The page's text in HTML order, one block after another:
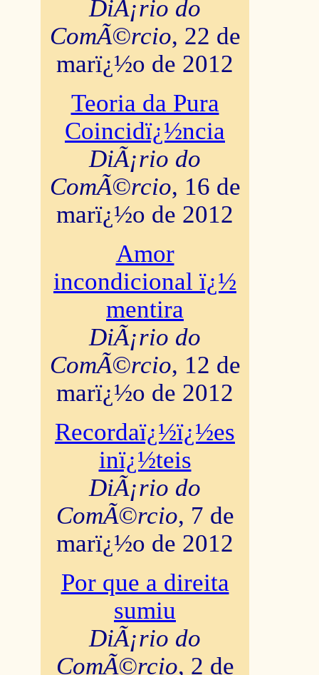
DiÃ¡rio do
ComÃ©rcio, 22 de
marï¿½o de 2012
Teoria da Pura
Coincidï¿½ncia
DiÃ¡rio do
ComÃ©rcio, 16 de
marï¿½o de 2012
Amor
incondicional ï¿½
mentira
DiÃ¡rio do
ComÃ©rcio, 12 de
marï¿½o de 2012
Recordaï¿½ï¿½es
inï¿½teis
DiÃ¡rio do
ComÃ©rcio, 7 de
marï¿½o de 2012
Por que a direita
sumiu
DiÃ¡rio do
ComÃ©rcio, 2 de